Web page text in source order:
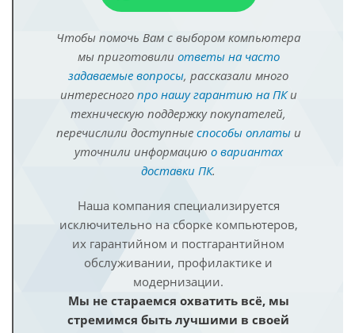
Чтобы помочь Вам с выбором компьютера
мы приготовили ответы на часто
задаваемые вопросы, рассказали много
интересного про нашу гарантию на ПКи
техническую поддержку покупателей,
перечислили доступные способы оплатыи
уточнили информацию о вариантах
доставки ПК.
Наша компания специализируется
исключительно на сборке компьютеров,
их гарантийном и постгарантийном
обслуживании, профилактике и
модернизации.
Мы не стараемся охватить всё, мы
стремимся быть лучшими в своей